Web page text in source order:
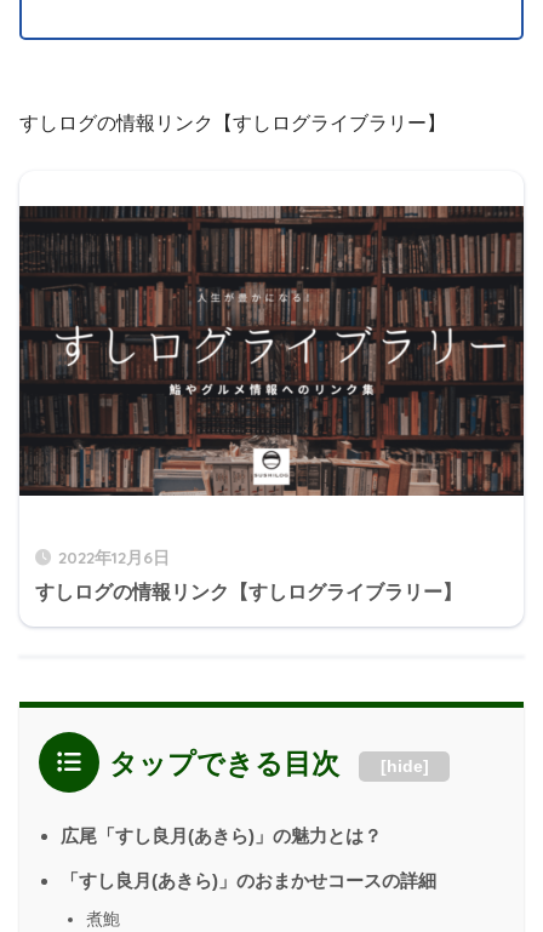
すしログの情報リンク【すしログライブラリー】
2022年12月6日
すしログの情報リンク【すしログライブラリー】
タップできる目次 [hide]
広尾「すし良月(あきら)」の魅力とは？
「すし良月(あきら)」のおまかせコースの詳細
煮鮑